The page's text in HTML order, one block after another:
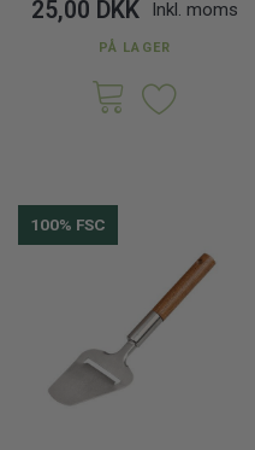
25,00 DKK Inkl. moms
PÅ LAGER
100% FSC